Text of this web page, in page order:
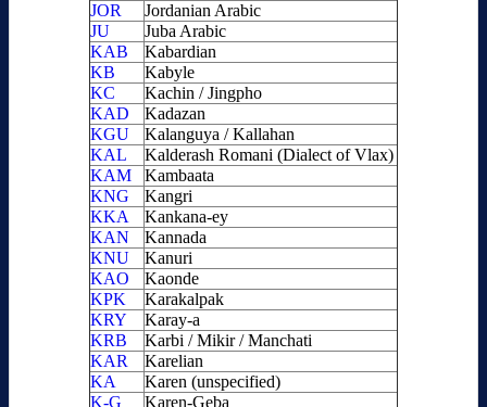
JOR
Jordanian Arabic
JU
Juba Arabic
KAB
Kabardian
KB
Kabyle
KC
Kachin / Jingpho
KAD
Kadazan
KGU
Kalanguya / Kallahan
KAL
Kalderash Romani (Dialect of Vlax)
KAM
Kambaata
KNG
Kangri
KKA
Kankana-ey
KAN
Kannada
KNU
Kanuri
KAO
Kaonde
KPK
Karakalpak
KRY
Karay-a
KRB
Karbi / Mikir / Manchati
KAR
Karelian
KA
Karen (unspecified)
K-G
Karen-Geba